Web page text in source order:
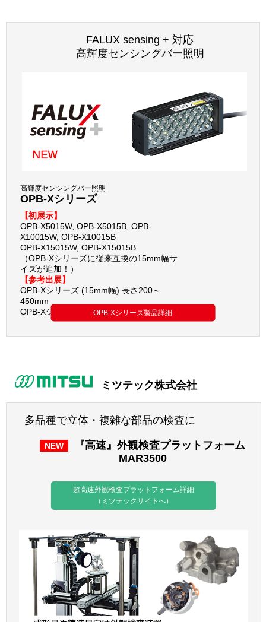
FALUX sensing + 対応
高輝度センシングバー照明
高輝度センシングバー照明
OPB-Xシリーズ
【初展示】
OPB-X5015W, OPB-X5015B, OPB-
X10015W, OPB-X10015B
OPB-X15015W, OPB-X15015B
（OPB-Xシリーズに従来互換の15mm幅サ
イズが追加！）
【参考出展】
OPB-Xシリーズ (15mm幅) 長さ200～
450mm
OPB-Xシリーズ (30mm幅) 防水仕様
OPB-Xシリーズ製品詳細
ミツテック株式会社
多品種で立体・複雑な部品の検査に
NEW
『高速』外観検査プラットフォーム
MAR3500
超高速外観検査プラットフォーム詳細
（ミツテックサイトへ）